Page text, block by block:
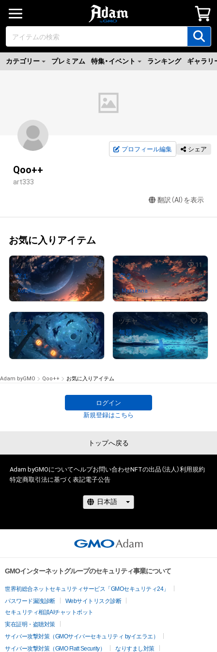
カテゴリー プレミアム 特集・イベント ランキング ギャラリ
プロフィール編集 シェア
Qoo++
art333
翻訳（AI）を表示
お気に入りアイテム
ツチヤ 6
空１
kotakaさんが保有中
ツチヤ 11
空２
Matakanaさんが保有中
ツチヤ 8
空３
¥88,000
ツチヤ 7
無題
¥97,000
Adam byGMO Qoo++ お気に入りアイテム
ログイン
新規登録はこちら
トップへ戻る
Adam byGMOについてヘルプお問い合わせNFTの出品（法人）利用規約
特定商取引法に基づく表記電子公告
GMOインターネットグループのセキュリティ事業について
世界初総合ネットセキュリティサービス「GMOセキュリティ24」
パスワード漏洩診断
Webサイトリスク診断
セキュリティ相談AIチャットボット
実在証明・盗聴対策
サイバー攻撃対策（GMOサイバーセキュリティ byイエラエ）
サイバー攻撃対策（GMO Flatt Security）
なりすまし対策